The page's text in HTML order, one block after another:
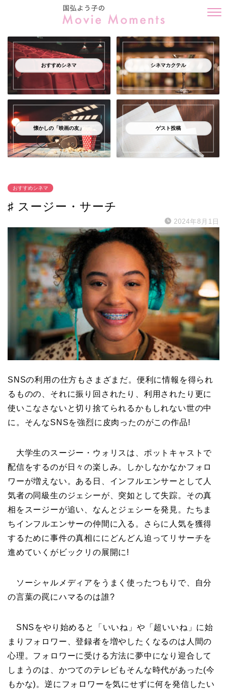
おすすめシネマ シネマカクテル
懐かしの「映画の友」 ゲスト投稿
おすすめシネマ
♯ スージー・サーチ
2024年8月1日
SNSの利用の仕方もさまざまだ。便利に情報を得られ
るものの、それに振り回されたり、利用されたり更に
使いこなさないと切り捨てられるかもしれない世の中
に。そんなSNSを強烈に皮肉ったのがこの作品!
大学生のスージー・ウォリスは、ポットキャストで
配信をするのが日々の楽しみ。しかしなかなかフォロ
ワーが増えない。ある日、インフルエンサーとして人
気者の同級生のジェシーが、突如として失踪。その真
相をスージーが追い、なんとジェシーを発見。たちま
ちインフルエンサーの仲間に入る。さらに人気を獲得
するために事件の真相ににどんどん迫ってリサーチを
進めていくがビックリの展開に!
ソーシャルメディアをうまく使ったつもりで、自分
の言葉の罠にハマるのは誰?
SNSをやり始めると「いいね」や「超いいね」に始
まりフォロワー、登録者を増やしたくなるのは人間の
心理。フォロワーに受ける方法に夢中になり迎合して
しまうのは、かつてのテレビもそんな時代があった(今
もかな)。逆にフォロワーを気にせずに何を発信したい